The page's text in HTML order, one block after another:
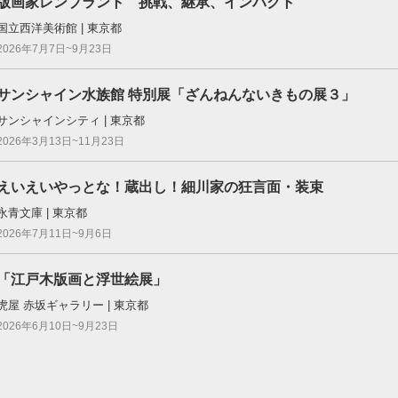
立西洋美術館 | 東京都
年7月7日~9月23日
ンシャイン水族館 特別展「ざんねんないきもの展３」
ンシャインシティ | 東京都
年3月13日~11月23日
いえいやっとな！蔵出し！細川家の狂言面・装束
青文庫 | 東京都
年7月11日~9月6日
「江戸木版画と浮世絵展」
屋 赤坂ギャラリー | 東京都
年6月10日~9月23日